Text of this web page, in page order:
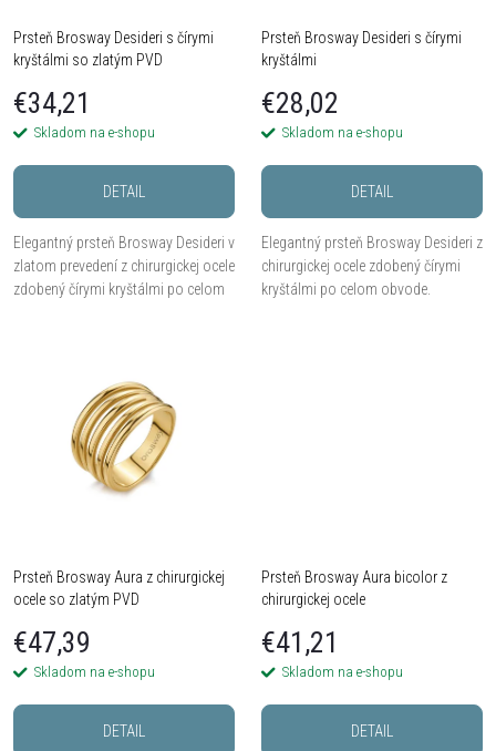
e
p
r
o
d
s
p
r
d
u
Prsteň Brosway Desideri s čírymi
kryštálmi so zlatým PVD
€34,21
Skladom na e-shopu
DETAIL
Elegantný prsteň Brosway Desideri v
zlatom prevedení z chirurgickej ocele
zdobený čírymi kryštálmi po celom
Prsteň Brosway Desideri s čírymi
kryštálmi
€28,02
Skladom na e-shopu
DETAIL
Elegantný prsteň Brosway Desideri z
chirurgickej ocele zdobený čírymi
kryštálmi po celom obvode.
Prsteň Brosway Aura z chirurgickej
ocele so zlatým PVD
€47,39
Skladom na e-shopu
DETAIL
Prsteň Brosway Aura bicolor z
chirurgickej ocele
€41,21
Skladom na e-shopu
DETAIL